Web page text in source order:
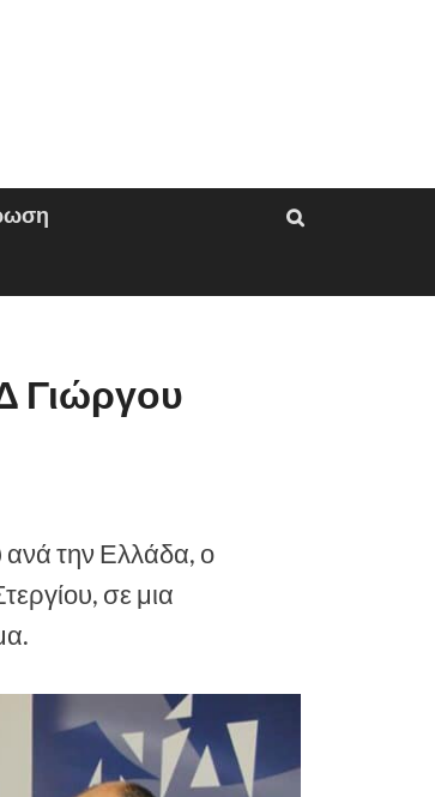
Γιώργου
ανά την Ελλάδα, ο
σε μια